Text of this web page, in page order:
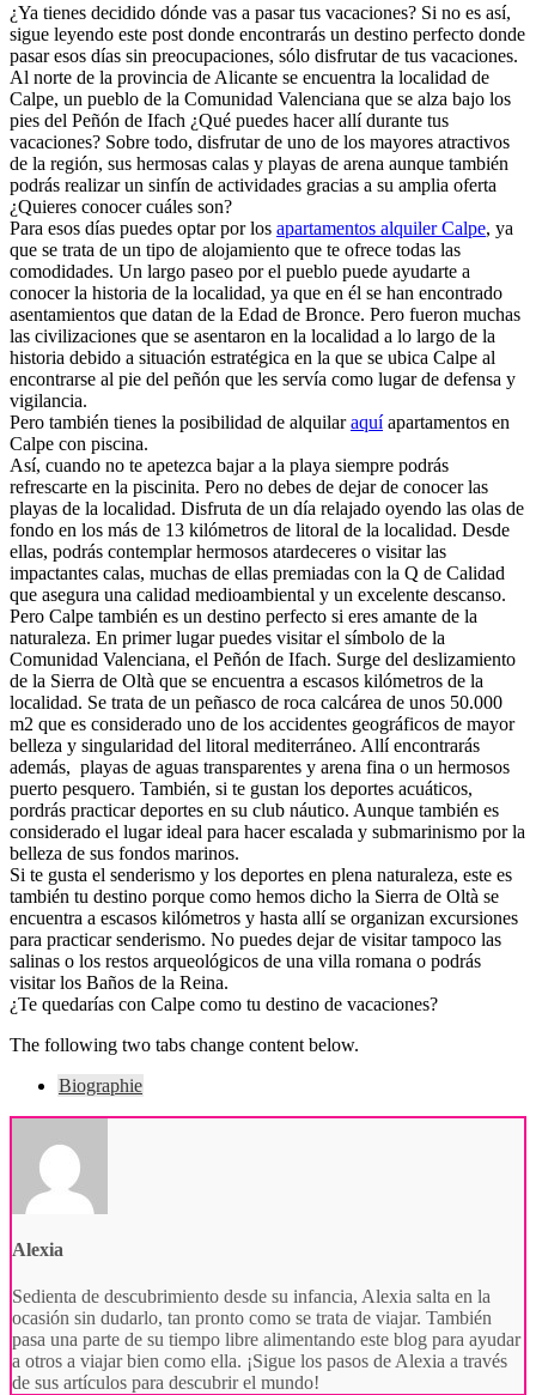
¿Ya tienes decidido dónde vas a pasar tus vacaciones? Si no es así,
sigue leyendo este post donde encontrarás un destino perfecto donde
pasar esos días sin preocupaciones, sólo disfrutar de tus vacaciones.
Al norte de la provincia de Alicante se encuentra la localidad de
Calpe, un pueblo de la Comunidad Valenciana que se alza bajo los
pies del Peñón de Ifach ¿Qué puedes hacer allí durante tus
vacaciones? Sobre todo, disfrutar de uno de los mayores atractivos
de la región, sus hermosas calas y playas de arena aunque también
podrás realizar un sinfín de actividades gracias a su amplia oferta
¿Quieres conocer cuáles son?
Para esos días puedes optar por los apartamentos alquiler Calpe, ya
que se trata de un tipo de alojamiento que te ofrece todas las
comodidades. Un largo paseo por el pueblo puede ayudarte a
conocer la historia de la localidad, ya que en él se han encontrado
asentamientos que datan de la Edad de Bronce. Pero fueron muchas
las civilizaciones que se asentaron en la localidad a lo largo de la
historia debido a situación estratégica en la que se ubica Calpe al
encontrarse al pie del peñón que les servía como lugar de defensa y
vigilancia.
Pero también tienes la posibilidad de alquilaraquíapartamentos en
Calpe con piscina.
Así, cuando no te apetezca bajar a la playa siempre podrás
refrescarte en la piscinita. Pero no debes de dejar de conocer las
playas de la localidad. Disfruta de un día relajado oyendo las olas de
fondo en los más de 13 kilómetros de litoral de la localidad. Desde
ellas, podrás contemplar hermosos atardeceres o visitar las
impactantes calas, muchas de ellas premiadas con la Q de Calidad
que asegura una calidad medioambiental y un excelente descanso.
Pero Calpe también es un destino perfecto si eres amante de la
naturaleza. En primer lugar puedes visitar el símbolo de la
Comunidad Valenciana, el Peñón de Ifach. Surge del deslizamiento
de la Sierra de Oltà que se encuentra a escasos kilómetros de la
localidad. Se trata de un peñasco de roca calcárea de unos 50.000
m2 que es considerado uno de los accidentes geográficos de mayor
belleza y singularidad del litoral mediterráneo. Allí encontrarás
además, playas de aguas transparentes y arena fina o un hermosos
puerto pesquero. También, si te gustan los deportes acuáticos,
pordrás practicar deportes en su club náutico. Aunque también es
considerado el lugar ideal para hacer escalada y submarinismo por la
belleza de sus fondos marinos.
Si te gusta el senderismo y los deportes en plena naturaleza, este es
también tu destino porque como hemos dicho la Sierra de Oltà se
encuentra a escasos kilómetros y hasta allí se organizan excursiones
para practicar senderismo. No puedes dejar de visitar tampoco las
salinas o los restos arqueológicos de una villa romana o podrás
visitar los Baños de la Reina.
¿Te quedarías con Calpe como tu destino de vacaciones?
The following two tabs change content below.
Biographie
Alexia
Sedienta de descubrimiento desde su infancia, Alexia salta en la
ocasión sin dudarlo, tan pronto como se trata de viajar. También
pasa una parte de su tiempo libre alimentando este blog para ayudar
a otros a viajar bien como ella. ¡Sigue los pasos de Alexia a través
de sus artículos para descubrir el mundo!